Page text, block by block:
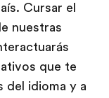
Cursar el
nuestras
que te
del idioma y a